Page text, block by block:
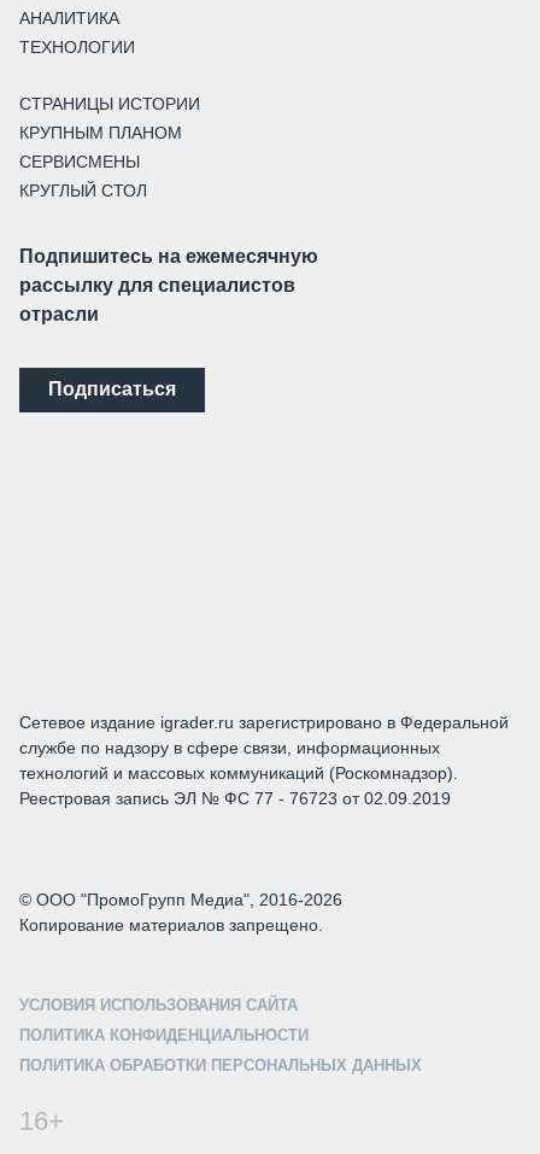
АНАЛИТИКА
ТЕХНОЛОГИИ
СТРАНИЦЫ ИСТОРИИ
КРУПНЫМ ПЛАНОМ
СЕРВИСМЕНЫ
КРУГЛЫЙ СТОЛ
Подпишитесь на ежемесячную
рассылку для специалистов
отрасли
Подписаться
Сетевое издание igrader.ru зарегистрировано в Федеральной
службе по надзору в сфере связи, информационных
технологий и массовых коммуникаций (Роскомнадзор).
Реестровая запись ЭЛ № ФС 77 - 76723 от 02.09.2019
© ООО "ПромоГрупп Медиа", 2016-2026
Копирование материалов запрещено.
УСЛОВИЯ ИСПОЛЬЗОВАНИЯ САЙТА
ПОЛИТИКА КОНФИДЕНЦИАЛЬНОСТИ
ПОЛИТИКА ОБРАБОТКИ ПЕРСОНАЛЬНЫХ ДАННЫХ
16+